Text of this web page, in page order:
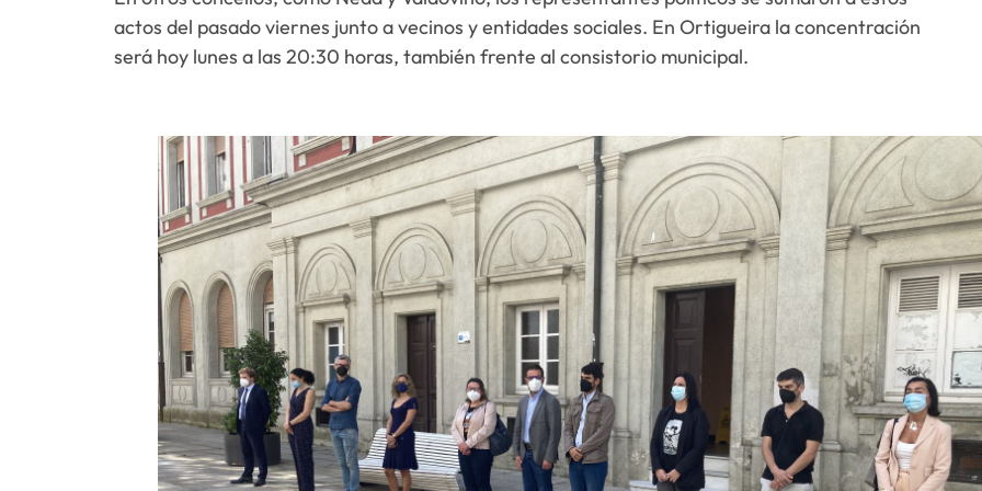
actos del pasado viernes junto a vecinos y entidades sociales. En Ortigueira la concentración
será hoy lunes a las 20:30 horas, también frente al consistorio municipal.